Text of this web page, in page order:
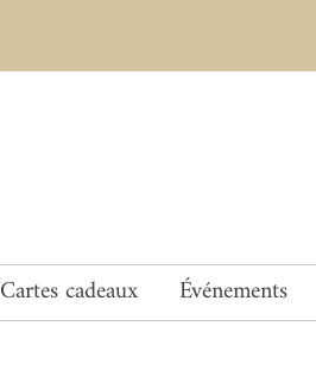
Cartes cadeaux Événements